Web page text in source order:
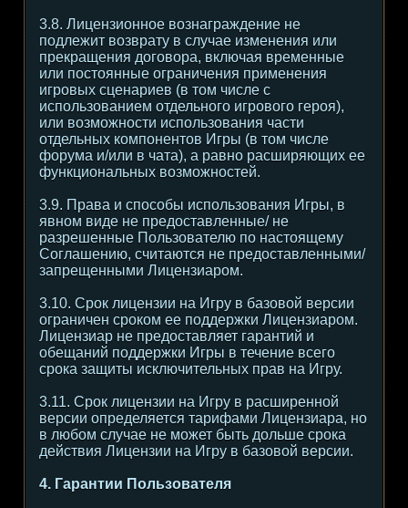
3.8. Лицензионное вознаграждение не
подлежит возврату в случае изменения или
прекращения договора, включая временные
или постоянные ограничения применения
игровых сценариев (в том числе с
использованием отдельного игрового героя),
или возможности использования части
отдельных компонентов Игры (в том числе
форума и/или в чата), а равно расширяющих ее
функциональных возможностей.
3.9. Права и способы использования Игры, в
явном виде не предоставленные/ не
разрешенные Пользователю по настоящему
Соглашению, считаются не предоставленными/
запрещенными Лицензиаром.
3.10. Срок лицензии на Игру в базовой версии
ограничен сроком ее поддержки Лицензиаром.
Лицензиар не предоставляет гарантий и
обещаний поддержки Игры в течение всего
срока защиты исключительных прав на Игру.
3.11. Срок лицензии на Игру в расширенной
версии определяется тарифами Лицензиара, но
в любом случае не может быть дольше срока
действия Лицензии на Игру в базовой версии.
4. Гарантии Пользователя